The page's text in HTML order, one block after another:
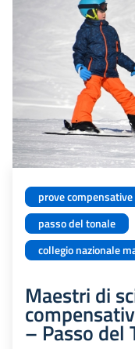
prove compensative
passo del tonale
collegio nazionale
Maestri di
– Passo del